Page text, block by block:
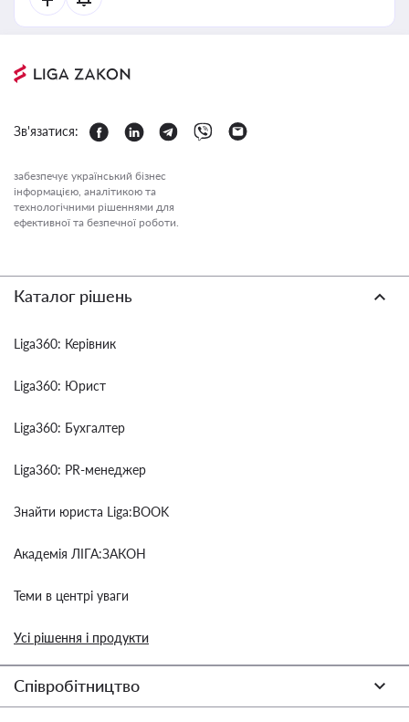
Зв'язатися:
забезпечує український бізнес
інформацією, аналітикою та
технологічними рішеннями для
ефективної та безпечної роботи.
Каталог рішень
Liga360: Керівник
Liga360: Юрист
Liga360: Бухгалтер
Liga360: PR-менеджер
Знайти юриста Liga:BOOK
Академія ЛІГА:ЗАКОН
Теми в центрі уваги
Усі рішення і продукти
Співробітництво